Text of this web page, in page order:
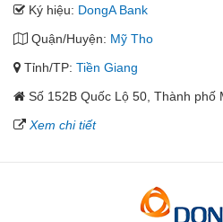
Ký hiệu: DongA Bank
Quận/Huyện: Mỹ Tho
Tỉnh/TP: Tiền Giang
Số 152B Quốc Lộ 50, Thành phố
Xem chi tiết